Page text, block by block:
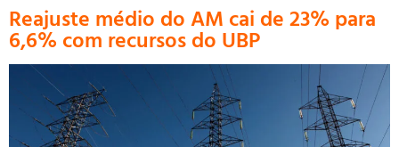
Reajuste médio do AM cai de 23% para
6,6% com recursos do UBP